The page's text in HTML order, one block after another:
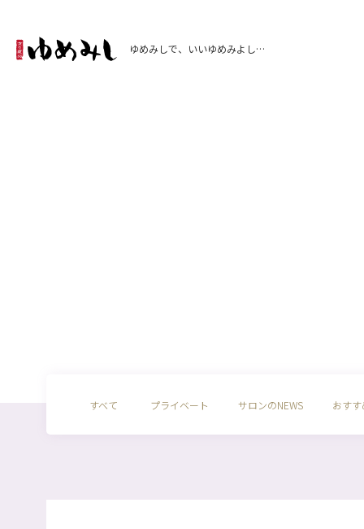
ゆめみしで、いいゆめみよし…
すべて プライベート サロンのNEWS おす